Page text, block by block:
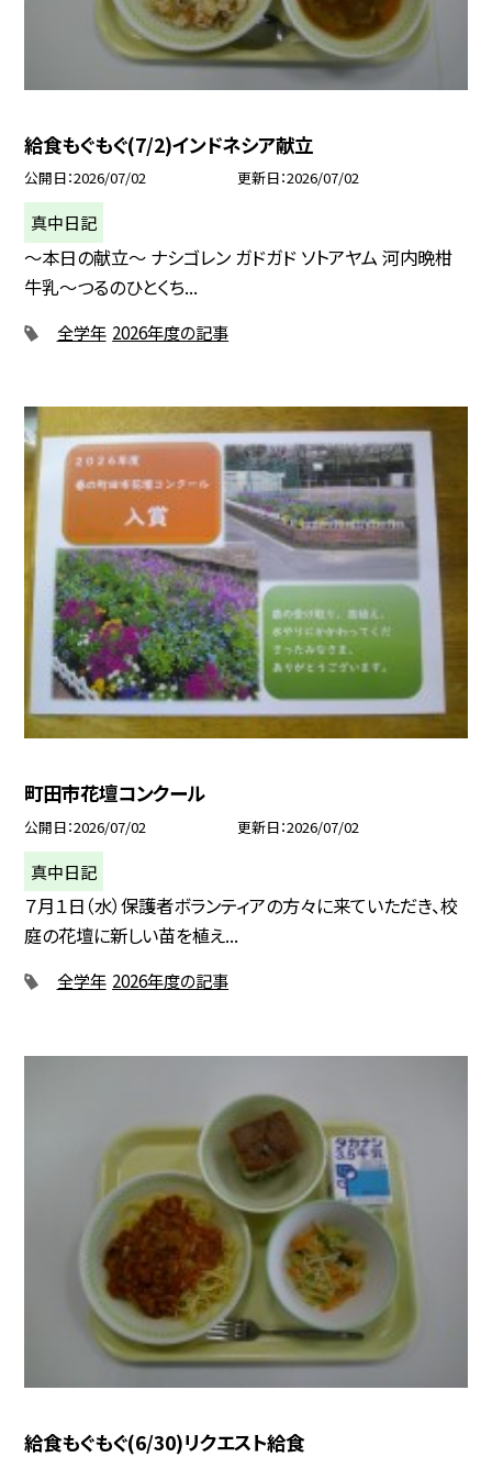
給食もぐもぐ(7/2)インドネシア献立
公開日 2026/07/02 更新日 2026/07/02
真中日記
〜本日の献立〜 ナシゴレン ガドガド ソトアヤム 河内晩柑
牛乳〜つるのひとくち...
全学年 2026年度の記事
町田市花壇コンクール
公開日 2026/07/02 更新日 2026/07/02
真中日記
７月１日（水）保護者ボランティアの方々に来ていただき、校
庭の花壇に新しい苗を植え...
全学年 2026年度の記事
給食もぐもぐ(6/30)リクエスト給食